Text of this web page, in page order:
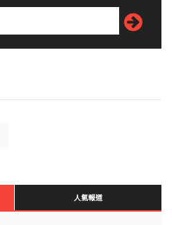
人氣報道